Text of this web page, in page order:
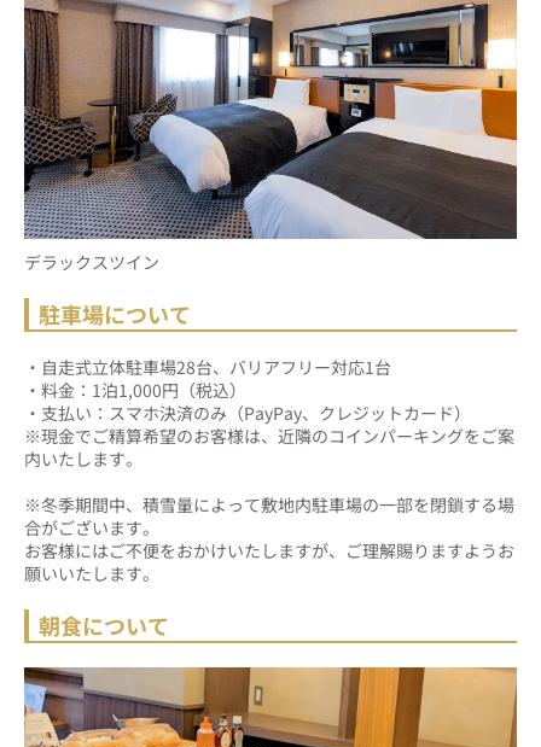
デラックスツイン
駐車場について
・自走式立体駐車場28台、バリアフリー対応1台
・料金：1泊1,000円（税込）
・支払い：スマホ決済のみ（PayPay、クレジットカード）
※現金でご精算希望のお客様は、近隣のコインパーキングをご案
内いたします。
※冬季期間中、積雪量によって敷地内駐車場の一部を閉鎖する場
合がございます。
お客様にはご不便をおかけいたしますが、ご理解賜りますようお
願いいたします。
朝食について